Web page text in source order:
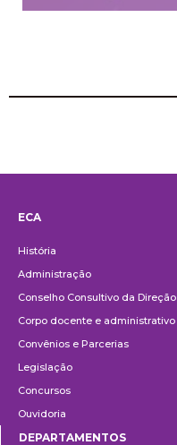
ECA
História
Administração
Conselho Consultivo da Direção
Corpo docente e administrativo
Convênios e Parcerias
Legislação
Concursos
Ouvidoria
DEPARTAMENTOS